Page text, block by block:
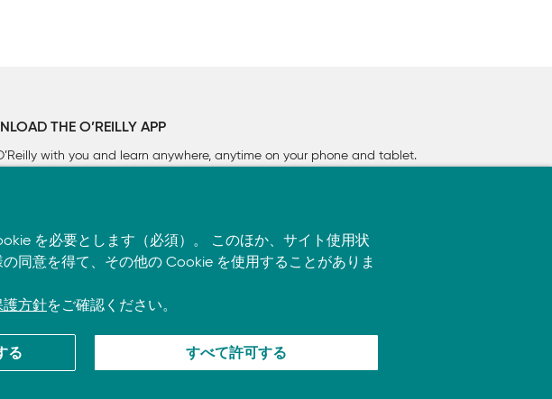
THE O’REILLY APP
with you and learn anywhere, anytime on your phone and tablet.
れの所有者に帰属します。
を必要とします（必須）。 このほか、サイト使用状
同意を得て、その他の Cookie を使用することがありま
護方針をご確認ください。
る すべて許可する